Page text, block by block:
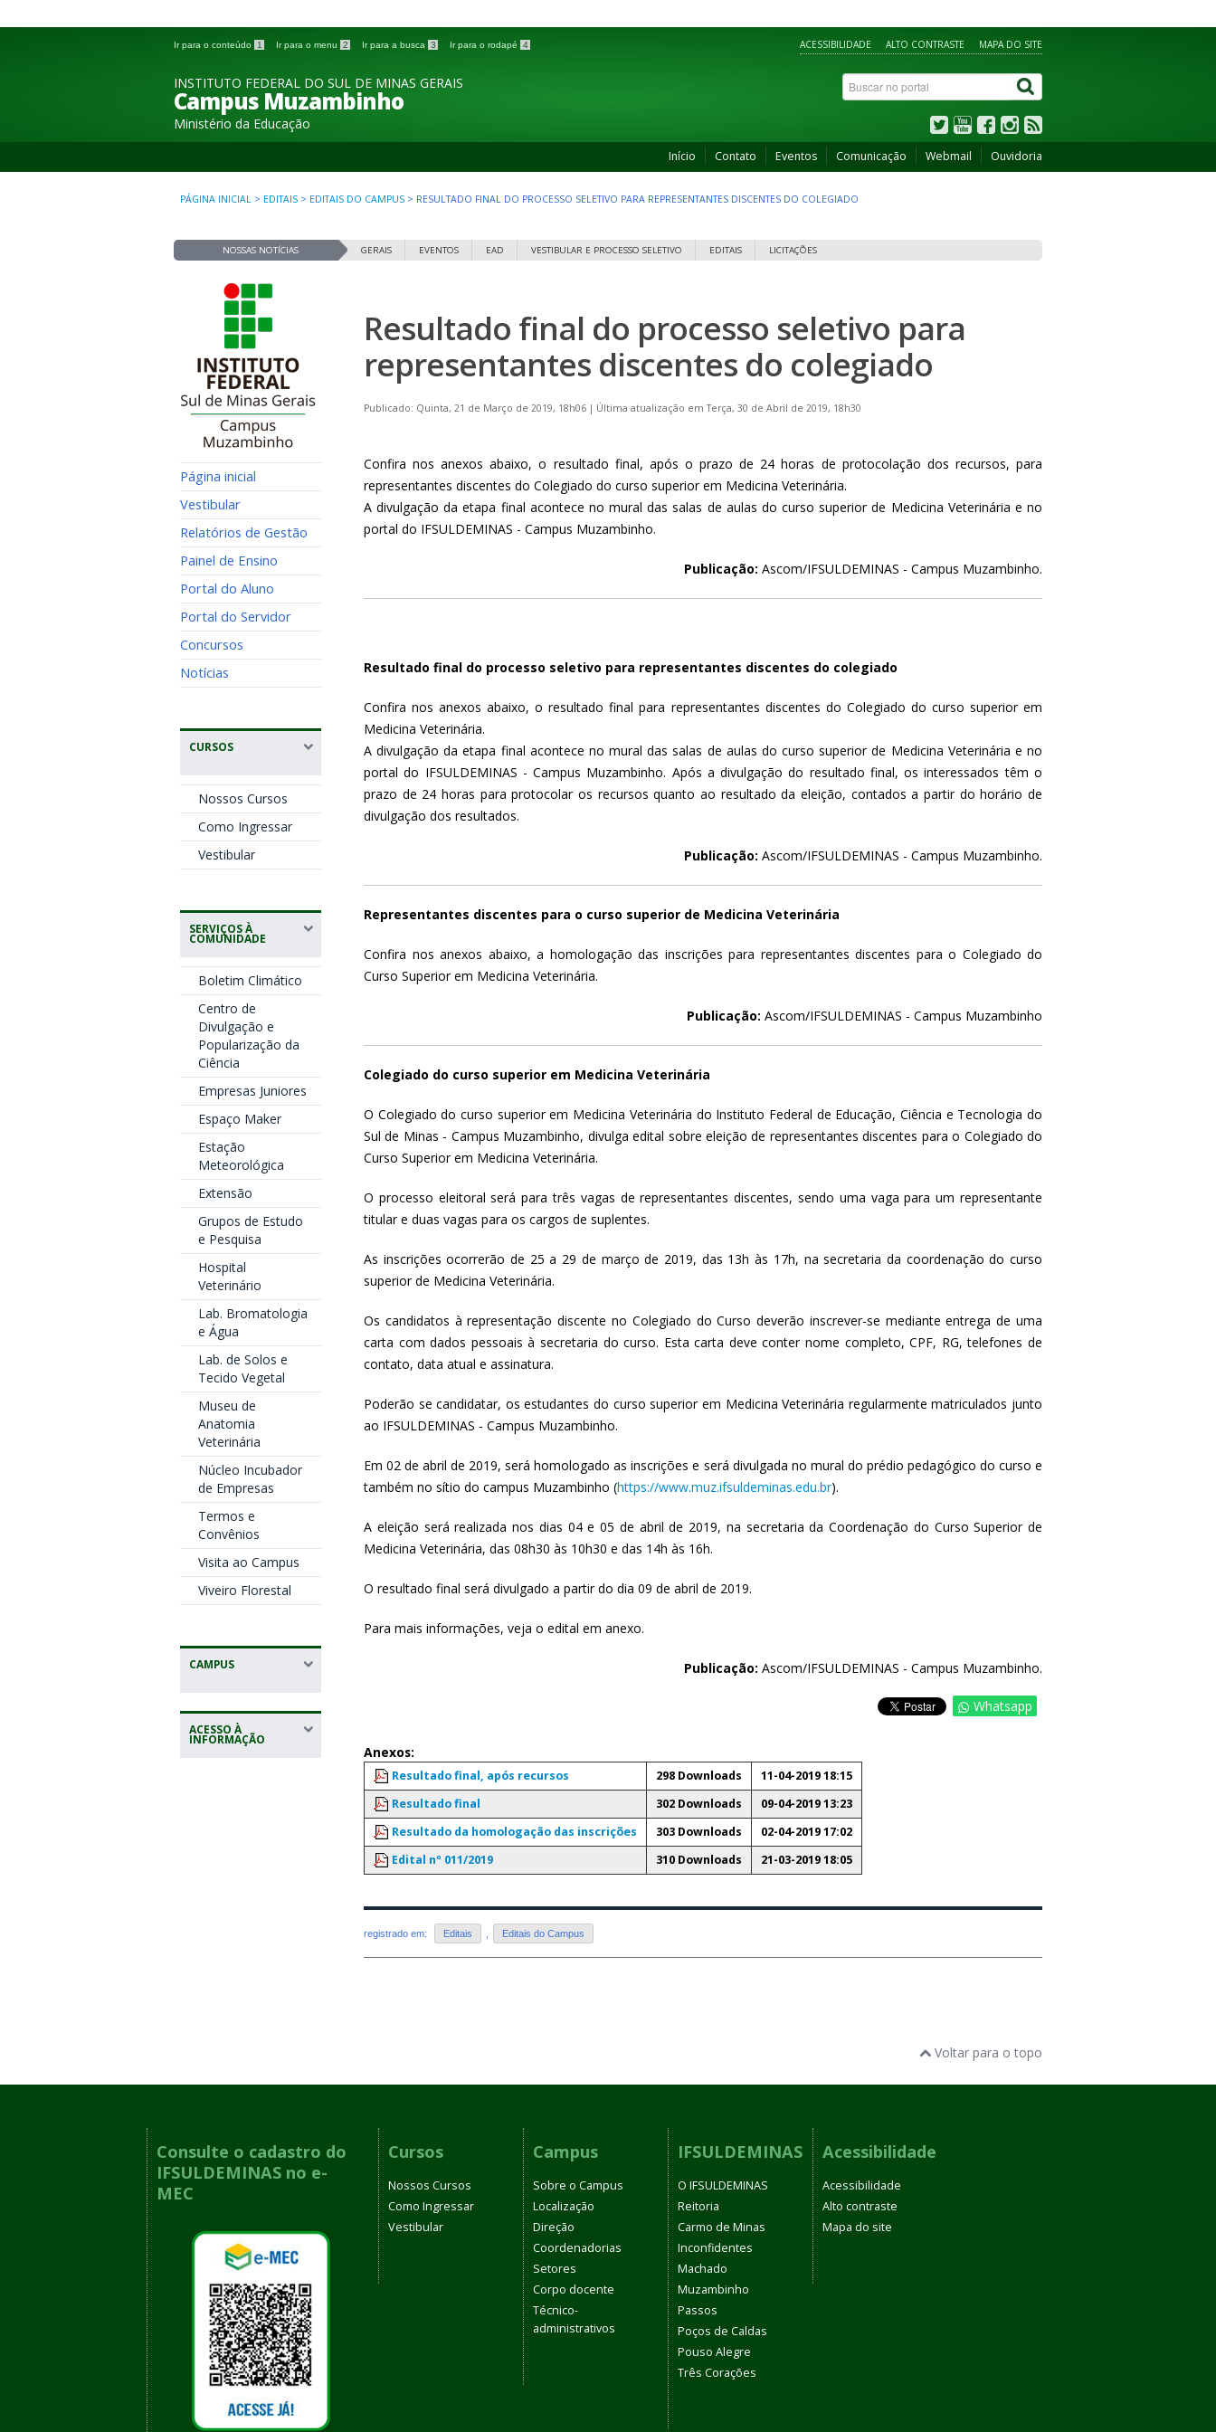
Ir para o conteúdo 1 Ir para o menu 2 Ir para a busca 3 Ir para o rodapé 4 ACESSIBILIDADE ALTO CONTRASTE MAPA DO SITE
INSTITUTO FEDERAL DO SUL DE MINAS GERAIS
Campus Muzambinho
Ministério da Educação
Início Contato Eventos Comunicação Webmail Ouvidoria
PÁGINA INICIAL > EDITAIS > EDITAIS DO CAMPUS > RESULTADO FINAL DO PROCESSO SELETIVO PARA REPRESENTANTES DISCENTES DO COLEGIADO
NOSSAS NOTÍCIAS GERAIS EVENTOS EAD VESTIBULAR E PROCESSO SELETIVO EDITAIS LICITAÇÕES
Página inicial
Vestibular
Relatórios de Gestão
Painel de Ensino
Portal do Aluno
Portal do Servidor
Concursos
Notícias
CURSOS
Nossos Cursos
Como Ingressar
Vestibular
SERVIÇOS À
COMUNIDADE
Boletim Climático
Centro de
Divulgação e
Popularização da
Ciência
Empresas Juniores
Espaço Maker
Estação
Meteorológica
Extensão
Grupos de Estudo
e Pesquisa
Hospital
Veterinário
Lab. Bromatologia
e Água
Lab. de Solos e
Tecido Vegetal
Museu de
Anatomia
Veterinária
Núcleo Incubador
de Empresas
Termos e
Convênios
Visita ao Campus
Viveiro Florestal
CAMPUS
ACESSO À
INFORMAÇÃO
Resultado final do processo seletivo para
representantes discentes do colegiado
Publicado: Quinta, 21 de Março de 2019, 18h06 | Última atualização em Terça, 30 de Abril de 2019, 18h30
Confira nos anexos abaixo, o resultado final, após o prazo de 24 horas de protocolação dos recursos, para
representantes discentes do Colegiado do curso superior em Medicina Veterinária.
A divulgação da etapa final acontece no mural das salas de aulas do curso superior de Medicina Veterinária e no
portal do IFSULDEMINAS - Campus Muzambinho.
Publicação: Ascom/IFSULDEMINAS - Campus Muzambinho.
Resultado final do processo seletivo para representantes discentes do colegiado
Confira nos anexos abaixo, o resultado final para representantes discentes do Colegiado do curso superior em
Medicina Veterinária.
A divulgação da etapa final acontece no mural das salas de aulas do curso superior de Medicina Veterinária e no
portal do IFSULDEMINAS - Campus Muzambinho. Após a divulgação do resultado final, os interessados têm o
prazo de 24 horas para protocolar os recursos quanto ao resultado da eleição, contados a partir do horário de
divulgação dos resultados.
Publicação: Ascom/IFSULDEMINAS - Campus Muzambinho.
Representantes discentes para o curso superior de Medicina Veterinária
Confira nos anexos abaixo, a homologação das inscrições para representantes discentes para o Colegiado do
Curso Superior em Medicina Veterinária.
Publicação: Ascom/IFSULDEMINAS - Campus Muzambinho
Colegiado do curso superior em Medicina Veterinária
O Colegiado do curso superior em Medicina Veterinária do Instituto Federal de Educação, Ciência e Tecnologia do
Sul de Minas - Campus Muzambinho, divulga edital sobre eleição de representantes discentes para o Colegiado do
Curso Superior em Medicina Veterinária.
O processo eleitoral será para três vagas de representantes discentes, sendo uma vaga para um representante
titular e duas vagas para os cargos de suplentes.
As inscrições ocorrerão de 25 a 29 de março de 2019, das 13h às 17h, na secretaria da coordenação do curso
superior de Medicina Veterinária.
Os candidatos à representação discente no Colegiado do Curso deverão inscrever-se mediante entrega de uma
carta com dados pessoais à secretaria do curso. Esta carta deve conter nome completo, CPF, RG, telefones de
contato, data atual e assinatura.
Poderão se candidatar, os estudantes do curso superior em Medicina Veterinária regularmente matriculados junto
ao IFSULDEMINAS - Campus Muzambinho.
Em 02 de abril de 2019, será homologado as inscrições e será divulgada no mural do prédio pedagógico do curso e
também no sítio do campus Muzambinho (https://www.muz.ifsuldeminas.edu.br).
A eleição será realizada nos dias 04 e 05 de abril de 2019, na secretaria da Coordenação do Curso Superior de
Medicina Veterinária, das 08h30 às 10h30 e das 14h às 16h.
O resultado final será divulgado a partir do dia 09 de abril de 2019.
Para mais informações, veja o edital em anexo.
Publicação: Ascom/IFSULDEMINAS - Campus Muzambinho.
Whatsapp
Anexos:
Resultado final, após recursos 298 Downloads
11-04-2019 18:15
Resultado final
302 Downloads
09-04-2019 13:23
Resultado da homologação das inscrições
303 Downloads
02-04-2019 17:02
Edital nº 011/2019
310 Downloads 21-03-2019 18:05
registrado em: Editais Editais do Campus
Voltar para o topo
Consulte o cadastro do
IFSULDEMINAS no e-
MEC
Cursos
Nossos Cursos
Como Ingressar
Vestibular
Campus
Sobre o Campus
Localização
Direção
Coordenadorias
Setores
Corpo docente
Técnico-
administrativos
IFSULDEMINAS
O IFSULDEMINAS
Reitoria
Carmo de Minas
Inconfidentes
Machado
Muzambinho
Passos
Poços de Caldas
Pouso Alegre
Três Corações
Acessibilidade
Acessibilidade
Alto contraste
Mapa do site